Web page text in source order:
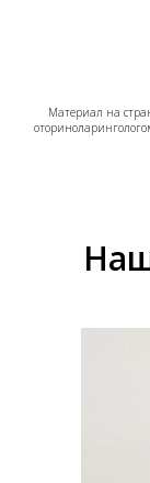
Материал на